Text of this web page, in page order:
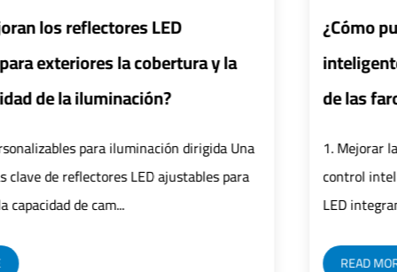
¿Cómo pueden los sistemas de control
inteligentes mejorar la eficiencia y
de las farolas LED?
1. Mejorar la eficiencia Control preciso: El sistema de
control inteligente logra un control preciso de
LED integrando tecnología de sen...